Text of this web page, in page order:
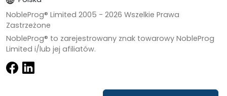
NobleProg® Limited 2005 - 2026 Wszelkie Prawa
Zastrzeżone
NobleProg® to zarejestrowany znak towarowy NobleProg
Limited i/lub jej afiliatów.